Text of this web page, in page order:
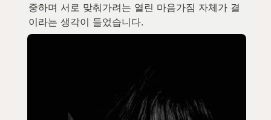
중하며 서로 맞춰가려는 열린 마음가짐 자체가 결
이라는 생각이 들었습니다.